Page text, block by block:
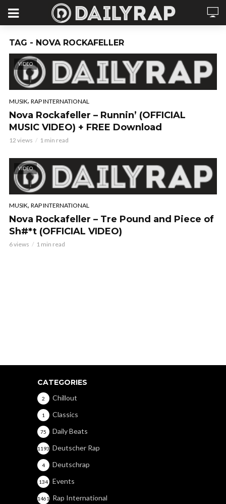
TAG - NOVA ROCKAFELLER
VIDEO
MUSIK, RAP INTERNATIONAL
Nova Rockafeller – Runnin’ (OFFICIAL
MUSIC VIDEO) + FREE Download
12 views 1 min read
VIDEO
MUSIK, RAP INTERNATIONAL
Nova Rockafeller – Tre Pound and Piece of
Sh#*t (OFFICIAL VIDEO)
6 views 1 min read
CATEGORIES
Chillout
2
Classics
1
Daily Beats
75
Deutscher Rap
1193
Deutschrap
4
Events
134
Rap International
1461